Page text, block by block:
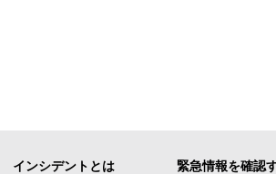
インシデントとは 緊急情報を確認